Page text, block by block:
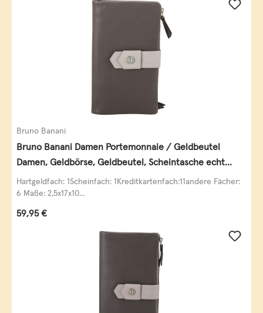
Bruno Banani
Bruno Banani Damen Portemonnaie / Geldbeutel
Damen, Geldbörse, Geldbeutel, Scheintasche echt
Leder
Hartgeldfach: 1Scheinfach: 1Kreditkartenfach:11andere Fächer:
6 Maße: 2,5x17x10...
Regulärer Preis:
59,95 €